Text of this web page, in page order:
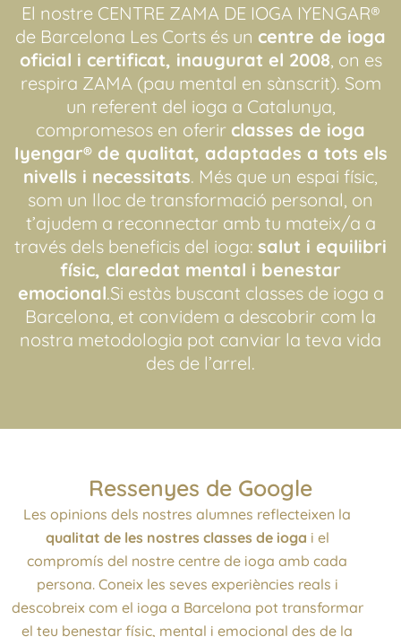
El nostre CENTRE ZAMA DE IOGA IYENGAR®
de Barcelona Les Corts és un centre de ioga
oficial i certificat, inaugurat el 2008 , on es
respira ZAMA (pau mental en sànscrit). Som
un referent del ioga a Catalunya,
compromesos en oferir classes de ioga
Iyengar® de qualitat, adaptades a tots els
nivells i necessitats. Més que un espai físic,
som un lloc de transformació personal, on
t’ajudem a reconnectar amb tu mateix/a a
través dels beneficis del ioga: salut i equilibri
físic, claredat mental i benestar
emocional.Si estàs buscant classes de ioga a
Barcelona, et convidem a descobrir com la
nostra metodologia pot canviar la teva vida
des de l’arrel.
Ressenyes de Google
Les opinions dels nostres alumnes reflecteixen la
qualitat de les nostres classes de ioga i el
compromís del nostre centre de ioga amb cada
persona. Coneix les seves experiències reals i
descobreix com el ioga a Barcelona pot transformar
el teu benestar físic, mental i emocional des de la